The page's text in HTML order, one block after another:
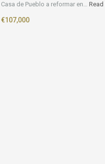
Casa de Pueblo a reformar en…
€107,000